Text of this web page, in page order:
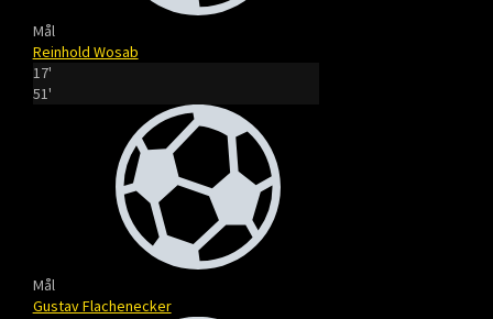
Mål
Reinhold Wosab
17'
51'
Mål
Gustav Flachenecker